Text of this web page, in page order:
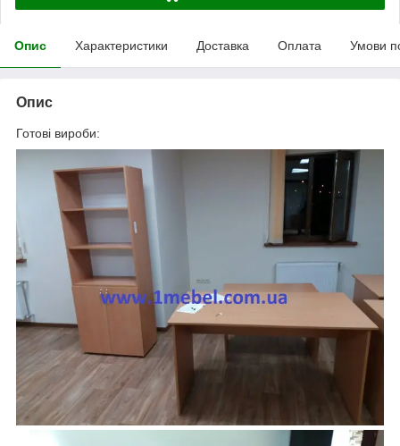
Опис Характеристики Доставка Оплата Умови
Опис
Готові вироби: